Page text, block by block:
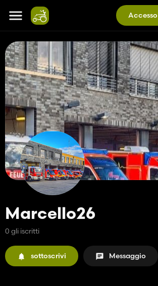
Accesso
Marcello26
0 gli iscritti
sottoscrivi Messaggio